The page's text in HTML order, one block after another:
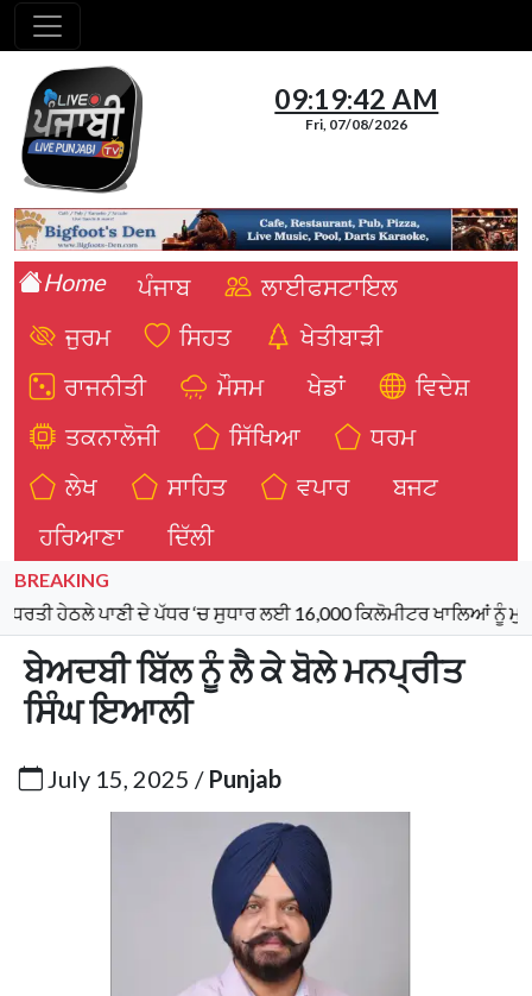
09:19:43 AM
Fri, 07/08/2026
Home ਪੰਜਾਬ
ਲਾਈਫਸਟਾਇਲ
ਜੁਰਮ
ਸਿਹਤ
ਖੇਤੀਬਾੜੀ
ਰਾਜਨੀਤੀ
ਮੌਸਮ ਖੇਡਾਂ
ਵਿਦੇਸ਼
ਤਕਨਾਲੋਜੀ
ਸਿੱਖਿਆ
ਧਰਮ
ਲੇਖ
ਸਾਹਿਤ ਵਪਾਰ
ਬਜਟ
ਹਰਿਆਣਾ
ਦਿੱਲੀ
BREAKING
ਪਾਣੀ ਦੇ ਪੱਧਰ ‘ਚ ਸੁਧਾਰ ਲਈ 16,000 ਕਿਲੋਮੀਟਰ ਖਾਲਿਆਂ ਨੂੰ ਮੁੜ ਸੁਰਜੀਤ
ਬੇਅਦਬੀ ਬਿੱਲ ਨੂੰ ਲੈ ਕੇ ਬੋਲੇ ਮਨਪ੍ਰੀਤ
ਸਿੰਘ ਇਆਲੀ
July 15, 2025 / Punjab